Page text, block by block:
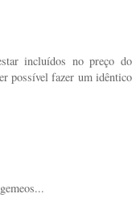
incluídos no preço do
possível fazer um idêntico